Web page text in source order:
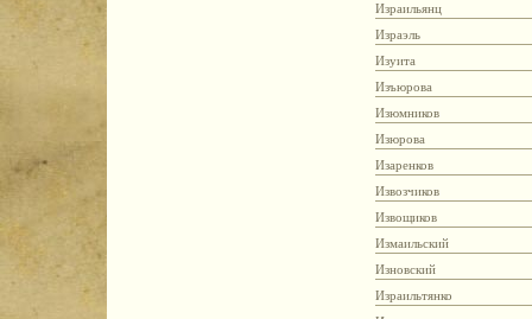
Израильянц
Израэль
Изуита
Изъюрова
Изюмников
Изюрова
Изаренков
Извозчиков
Извощиков
Измаильский
Изновский
Израильтянко